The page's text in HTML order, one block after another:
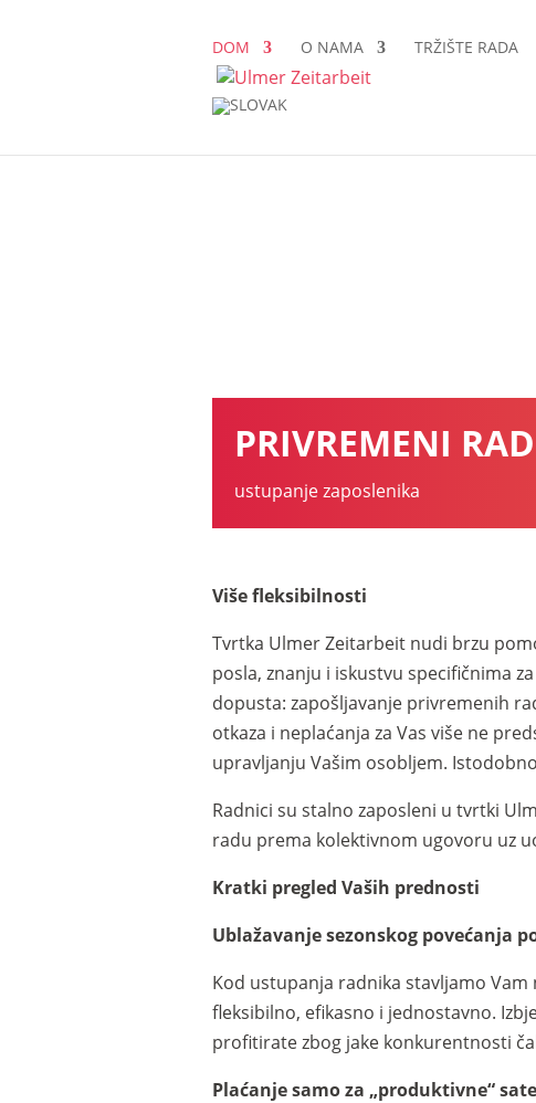
DOM O NAMA TRŽIŠTE RADA
PRIVREMENI RAD
ustupanje zaposlenika
Više fleksibilnosti
Tvrtka Ulmer Zeitarbeit nudi brzu
posla, znanju i iskustvu specifičnima
dopusta: zapošljavanje privremenih
otkaza i neplaćanja za Vas više ne
upravljanju Vašim osobljem.
Radnici su stalno zaposleni u tvrtki
radu prema kolektivnom ugovoru uz
Kratki pregled Vaših prednosti
Ublažavanje sezonskog povećanja
Kod ustupanja radnika stavljamo
fleksibilno, efikasno i jednostavno.
profitirate zbog jake konkurentnosti
Plaćanje samo za „produktivne“ sate